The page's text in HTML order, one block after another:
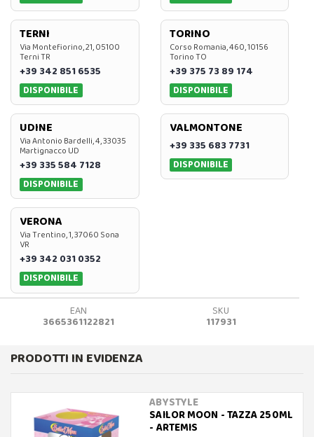
TERNI
Via Montefiorino, 21, 05100
Terni TR
+39 342 851 6535
DISPONIBILE
TORINO
Corso Romania, 460, 10156
Torino TO
+39 375 73 89 174
DISPONIBILE
UDINE
Via Antonio Bardelli, 4, 33035
Martignacco UD
+39 335 584 7128
DISPONIBILE
VALMONTONE
+39 335 683 7731
DISPONIBILE
VERONA
Via Trentino, 1, 37060 Sona
VR
+39 342 031 0352
DISPONIBILE
EAN
3665361122821
SKU
117931
PRODOTTI IN EVIDENZA
ABYSTYLE
SAILOR MOON - TAZZA 250ML
- ARTEMIS